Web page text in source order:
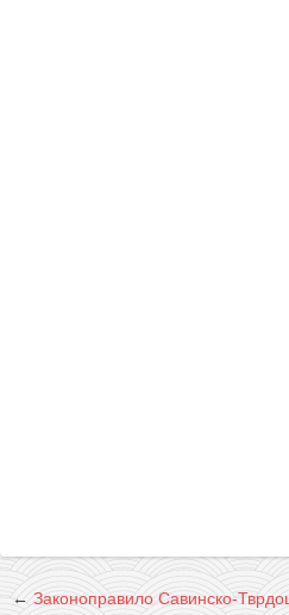
← Законоправило Савинско-